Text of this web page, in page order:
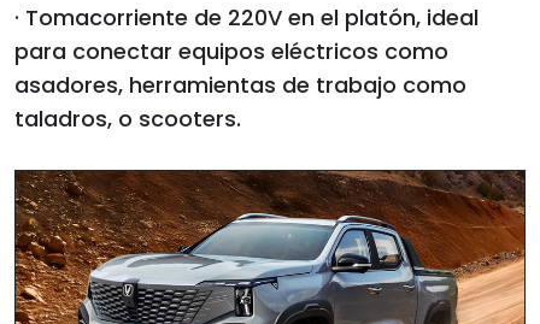
· Tomacorriente de 220V en el platón, ideal
para conectar equipos eléctricos como
asadores, herramientas de trabajo como
taladros, o scooters.